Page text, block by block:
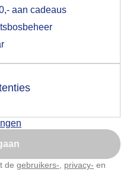
aan cadeaus
de gebruikers- privacy- en
2026, 61x bekeken
op hebt gegeven,
uit je browser waarin
de popup
later
te passen